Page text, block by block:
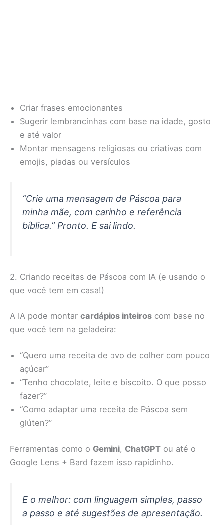
Criar frases emocionantes
Sugerir lembrancinhas com base na idade, gosto
e até valor
Montar mensagens religiosas ou criativas com
emojis, piadas ou versículos
“Crie uma mensagem de Páscoa para
minha mãe, com carinho e referência
bíblica.” Pronto. E sai lindo.
2. Criando receitas de Páscoa com IA (e usando o
que você tem em casa!)
A IA pode montar cardápios inteiros com base no
que você tem na geladeira:
“Quero uma receita de ovo de colher com pouco
açúcar”
“Tenho chocolate, leite e biscoito. O que posso
fazer?”
“Como adaptar uma receita de Páscoa sem
glúten?”
Ferramentas como o Gemini, ChatGPT ou até o
Google Lens + Bard fazem isso rapidinho.
E o melhor: com linguagem simples, passo
a passo e até sugestões de apresentação.